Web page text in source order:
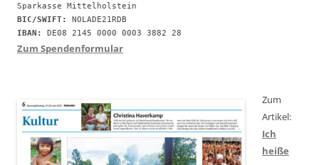
BIC/SWIFT:
IBAN:
DE08 2145 0000 0003 3882 28
Zum Spendenformular
Zum
Artikel:
Ich
heiße